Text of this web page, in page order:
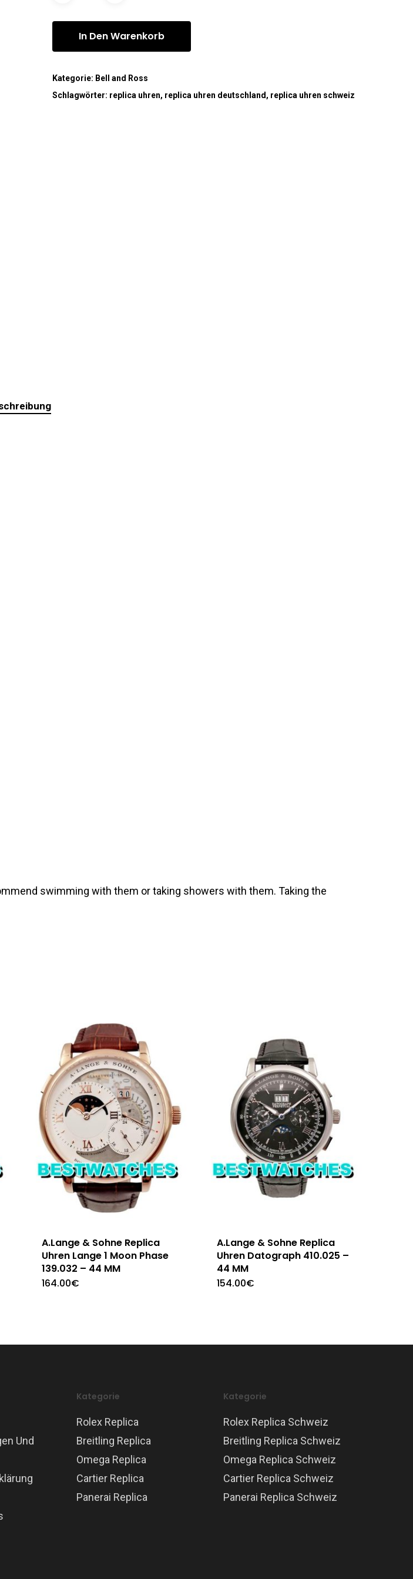
In Den Warenkorb
Kategorie: Bell and Ross
Schlagwörter: replica uhren, replica uhren deutschland , replica uhren schweiz
swimming with them or taking showers with them. Taking the
A.Lange & Sohne Replica
Uhren Lange 1 Moon Phase
139.032 – 44 MM
164.00€
A.Lange & Sohne Replica
Uhren Datograph 410.025 –
44 MM
154.00€
Und
Kategorie
Rolex Replica
Breitling Replica
Omega Replica
Cartier Replica
Panerai Replica
Kategorie
Rolex Replica Schweiz
Breitling Replica Schweiz
Omega Replica Schweiz
Cartier Replica Schweiz
Panerai Replica Schweiz